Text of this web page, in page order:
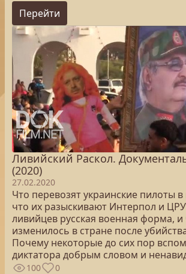
Перейти
Ливийский Раскол.
(2020)
27.02.2020
Что перевозят украинские пилоты в
что их разыскивают Интерпол и
ливийцев русская военная форма, и
изменилось в стране после
Почему некоторые до сих пор
диктатора добрым словом и
100 0